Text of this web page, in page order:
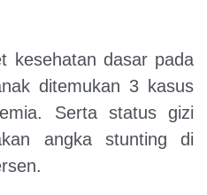
kesehatan dasar pada
ditemukan 3 kasus
Serta status gizi
angka stunting di